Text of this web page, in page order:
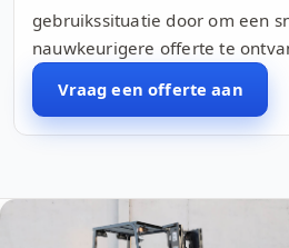
gebruikssituatie door om een
nauwkeurigere offerte te
Vraag een offerte aan